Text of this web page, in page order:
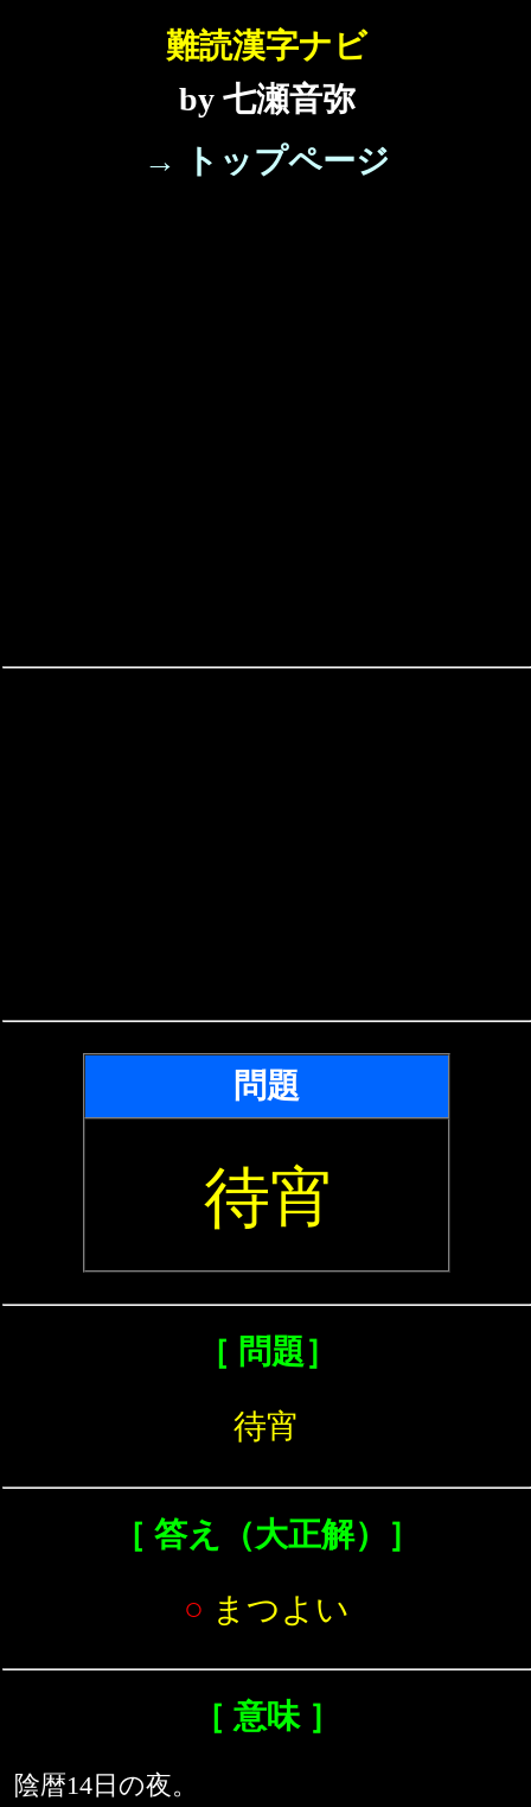
難読漢字ナビ
by 七瀬音弥
→ トップページ
問題
待宵
［ 問題］
待宵
［ 答え（大正解）］
○ まつよい
［ 意味 ］
陰暦14日の夜。